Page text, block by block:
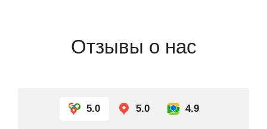
Отзывы о нас
5.0 5.0 4.9